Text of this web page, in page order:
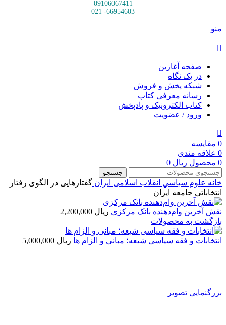
09106067411
66954603- 021
منو
صفحه آغازین
در یک نگاه
شبکه پخش و فروش
رسانه معرفی کتاب
کتاب الکترونیک و پادپخش
ورود / عضویت
0 مقایسه
0 علاقه مندی
0 محصول ریال
جستجو
خانه علوم سياسي انقلاب اسلامی ایران گفتارهایی در الگوی رفتار
انتخاباتی جامعه ایران
نقش آخرین وام‌دهنده بانک مرکزی ریال
بازگشت به محصولات
انتخابات و فقه سیاسی شیعه؛ مبانی و الزام ها ریال
بزرگنمایی تصویر